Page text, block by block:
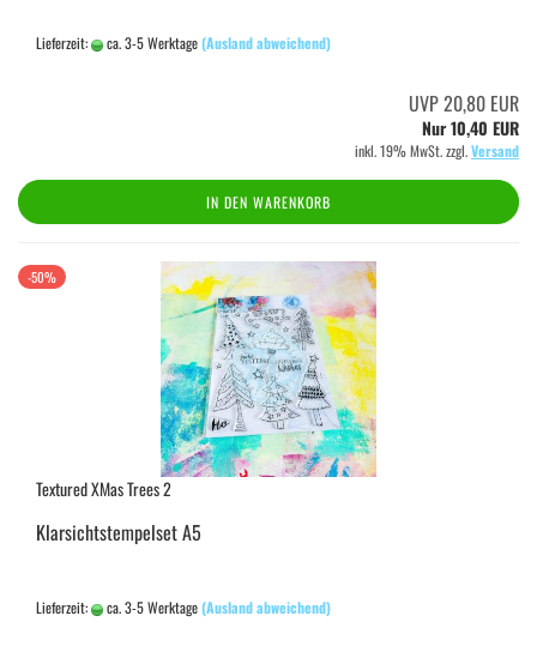
Lieferzeit: ca. 3-5 Werktage(Ausland abweichend)
UVP 20,80 EUR
Nur 10,40 EUR
inkl. 19% MwSt. zzgl.Versand
IN DEN WARENKORB
-50%
Textured XMas Trees 2
Klarsichtstempelset A5
Lieferzeit: ca. 3-5 Werktage(Ausland abweichend)